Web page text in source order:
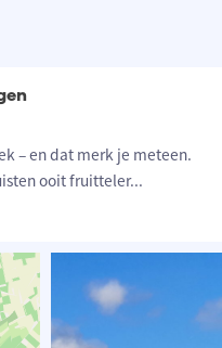
– en dat merk je meteen.
ooit fruitteler...